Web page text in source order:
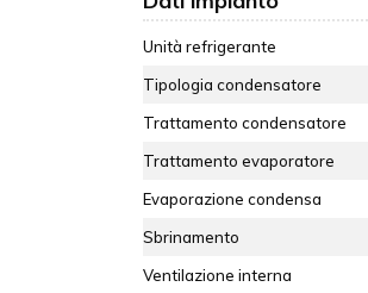
Unità refrigerante
Tipologia condensatore
Trattamento condensatore
Trattamento evaporatore
Evaporazione condensa
Sbrinamento
Ventilazione interna